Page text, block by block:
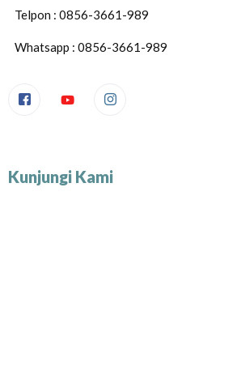
Telpon : 0856-3661-989
Whatsapp : 0856-3661-989
Kunjungi Kami